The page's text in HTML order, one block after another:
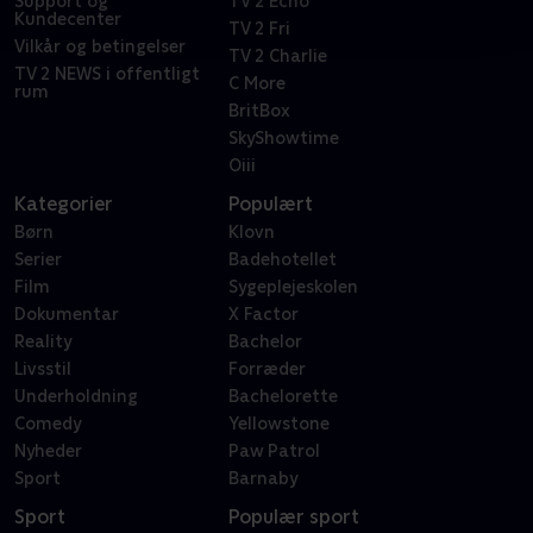
Kundecenter
Vilkår og betingelser
TV 2 NEWS i offentligt
rum
TV 2 Fri
TV 2 Charlie
C More
BritBox
SkyShowtime
Oiii
Kategorier
Børn
Serier
Film
Dokumentar
Reality
Livsstil
Underholdning
Comedy
Nyheder
Sport
Populært
Klovn
Badehotellet
Sygeplejeskolen
X Factor
Bachelor
Forræder
Bachelorette
Yellowstone
Paw Patrol
Barnaby
Sport Populær sport